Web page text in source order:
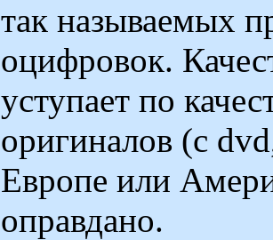
так называемых
оцифровок.
уступает по
оригиналов (с
Европе или
оправдано.